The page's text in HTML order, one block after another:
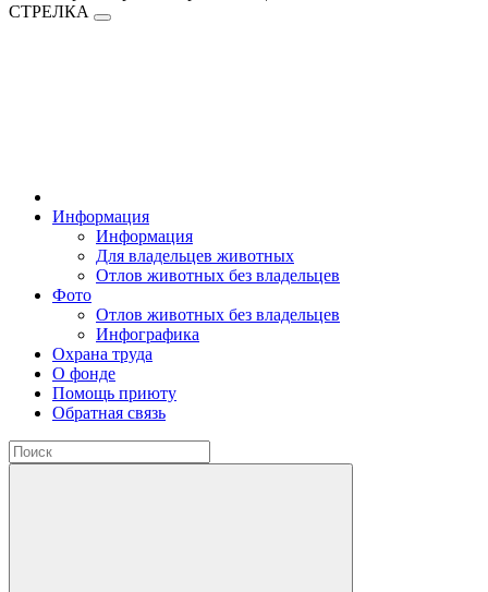
СТРЕЛКА
Информация
Информация
Для владельцев животных
Отлов животных без владельцев
Фото
Отлов животных без владельцев
Инфографика
Охрана труда
О фонде
Помощь приюту
Обратная связь